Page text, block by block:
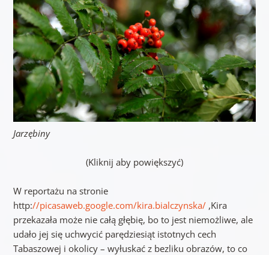
Jarzębiny
(Kliknij aby powiększyć)
W reportażu na stronie
http://picasaweb.google.com/kira.bialczynska/,Kira
przekazała może nie całą głębię, bo to jest niemożliwe, ale
udało jej się uchwycić parędziesiąt istotnych cech
Tabaszowej i okolicy – wyłuskać z bezliku obrazów, to co